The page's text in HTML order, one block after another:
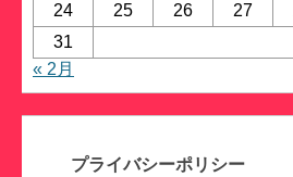
24
25 26 27
31
« 2月
プライバシーポリシー